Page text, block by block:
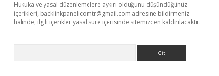
Hukuka ve yasal düzenlemelere aykırı olduğunu düşündüğünüz
içerikleri, backlinkpanelicomtr@gmail.com adresine bildirmeniz
halinde, ilgili içerikler yasal süre içerisinde sitemizden kaldırılacaktır.